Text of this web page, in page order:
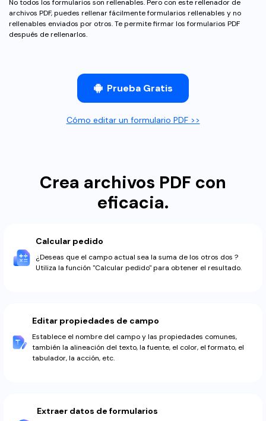
Gobierno
Publicación
Explorar todas las características
PDFelement para Android
Centro de conocimiento
Plantillas de PDF gratuitas
Edita y personaliza plantillas gratuitas.
Descuento educativo
Descarga las herramientas de PDF.
No todos los formularios son rellenables. Pero con este rellenador de
archivos PDF, puedes rellenar fácilmente formularios rellenables y no
rellenables enviados por otros. Te permite firmar los formularios PDF
después de rellenarlos.
Prueba Gratis
Cómo editar un formulario PDF >>
Crea archivos PDF con
eficacia.
Calcular pedido
¿Deseas que el campo actual sea la suma de los otros dos ?
Utiliza la función "Calcular pedido" para obtener el resultado.
Editar propiedades de campo
Establece el nombre del campo y las propiedades comunes,
también la alineación del texto, la fuente, el color, el formato, el
tabulador, la acción, etc.
Extraer datos de formularios